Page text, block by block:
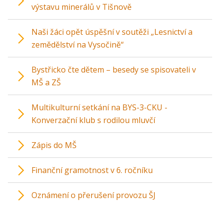
výstavu minerálů v Tišnově
Naši žáci opět úspěšní v soutěži „Lesnictví a
zemědělství na Vysočině“
Bystřicko čte dětem – besedy se spisovateli v
MŠ a ZŠ
Multikulturní setkání na BYS-3-CKU -
Konverzační klub s rodilou mluvčí
Zápis do MŠ
Finanční gramotnost v 6. ročníku
Oznámení o přerušení provozu ŠJ